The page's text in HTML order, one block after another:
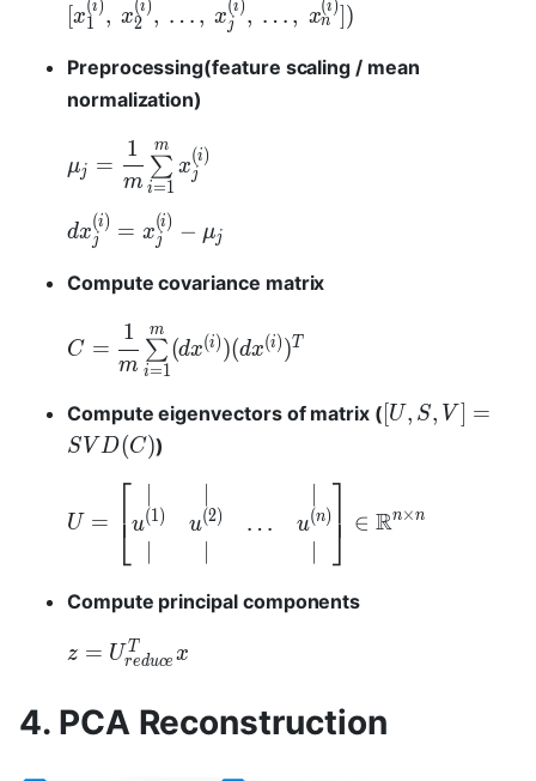
x1
(i ), x2
(i ), … , xj
(i ), … , xn
(i ) )
Preprocessing(feature scaling / mean
normalization)
μj =
m
1
i=1
∑
m
xj
(i )
dxj
(i ) = xj
(i ) − μj
Compute covariance matrix
C =
m
1
i=1
∑
m
(dx(i ))(dx(i ))T
Compute eigenvectors of matrix ( U, S, V =
SV D(C))
U = ⎣
⎢⎡u(1) u(2) … u(n)⎦⎥
⎤ ∈ Rn×n
Compute principal components
z = Ureduce
T x
4. PCA Reconstruction